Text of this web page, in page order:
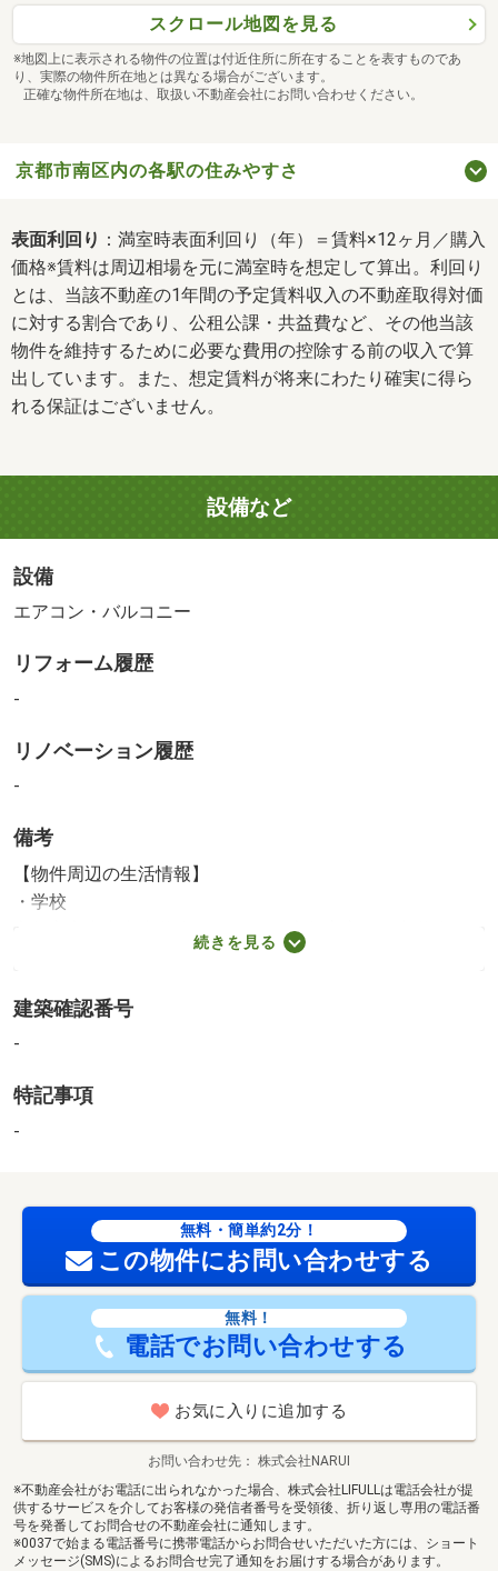
スクロール地図を見る
※地図上に表示される物件の位置は付近住所に所在することを表すものであ
り、実際の物件所在地とは異なる場合がございます。
正確な物件所在地は、取扱い不動産会社にお問い合わせください。
京都市南区内の各駅の住みやすさ
表面利回り ：満室時表面利回り（年）＝賃料×12ヶ月／購入
価格※賃料は周辺相場を元に満室時を想定して算出。利回り
とは、当該不動産の1年間の予定賃料収入の不動産取得対価
に対する割合であり、公租公課・共益費など、その他当該
物件を維持するために必要な費用の控除する前の収入で算
出しています。また、想定賃料が将来にわたり確実に得ら
れる保証はございません。
設備など
設備
エアコン・バルコニー
リフォーム履歴
-
リノベーション履歴
-
備考
【物件周辺の生活情報】
・学校
京都市立南大内小学校（160m）、京都市立八条中学校
コンビニ（450m）
・その他施設
引渡し時期相談内容：相談可能
続きを見る
建築確認番号
-
特記事項
-
無料・簡単約2分！
この物件にお問い合わせする
無料！
電話でお問い合わせする
お気に入りに追加する
お問い合わせ先
株式会社NARUI
※不動産会社がお電話に出られなかった場合、株式会社LIFULLは電話会社が提
供するサービスを介してお客様の発信者番号を受領後、折り返し専用の電話番
号を発番してお問合せの不動産会社に通知します。
※0037で始まる電話番号に携帯電話からお問合せいただいた方には、ショート
メッセージ(SMS)によるお問合せ完了通知をお届けする場合があります。